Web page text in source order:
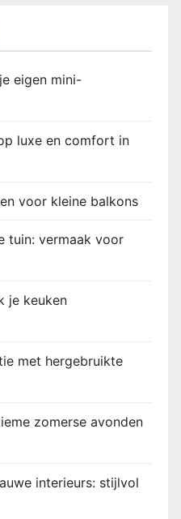
eigen mini-
luxe en comfort in
voor kleine balkons
tuin: vermaak voor
je keuken
met hergebruikte
zomerse avonden
interieurs: stijlvol